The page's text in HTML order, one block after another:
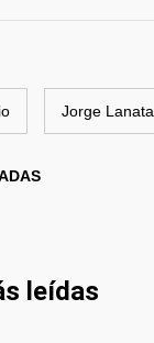
Jorge Lanata
leídas